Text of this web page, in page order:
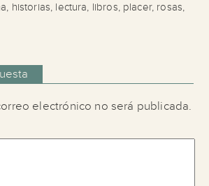
, historias, lectura, libros, placer, rosas,
electrónico no será publicada.